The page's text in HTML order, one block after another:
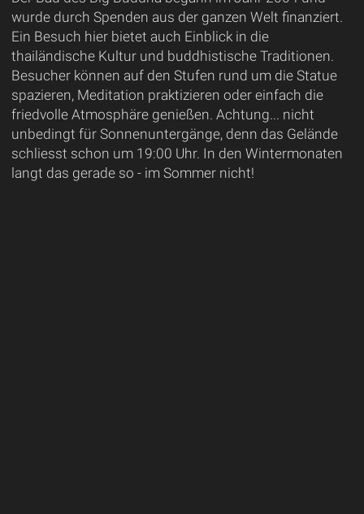
wurde durch Spenden aus der ganzen Welt finanziert.
Ein Besuch hier bietet auch Einblick in die
thailändische Kultur und buddhistische Traditionen.
Besucher können auf den Stufen rund um die Statue
spazieren, Meditation praktizieren oder einfach die
friedvolle Atmosphäre genießen. Achtung... nicht
unbedingt für Sonnenuntergänge, denn das Gelände
schliesst schon um 19:00 Uhr. In den Wintermonaten
langt das gerade so - im Sommer nicht!